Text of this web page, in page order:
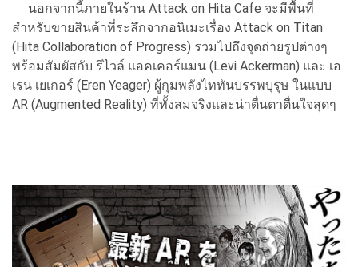
นอกจากนี้ภายในร้าน Attack on Hita Cafe จะมีพื้นที่
สำหรับขายสินค้าที่ระลึกจากอนิเมะเรื่อง Attack on Titan
(Hita Collaboration of Progress) รวมไปถึงจุดถ่ายรูปต่างๆ
พร้อมสัมผัสกับ รีไวล์ แอคเคอร์แมน (Levi Ackerman) และ เอ
เรน เยเกอร์ (Eren Yeager) ผู้กุมพลังไททันบรรพบุรุษ ในแบบ
AR (Augmented Reality) ที่ทั้งสมจริงและน่าตื่นตาตื่นใจสุดๆ